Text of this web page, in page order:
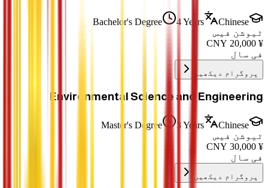
Bachelor's Degree 4 Years
Chinese
ٹیوشن فیس
¥
20,000
فی سال
پروگرام دیکھیں
Environmental Science and Engineering
Master's Degree 3 Years
Chinese
ٹیوشن فیس
¥
30,000
فی سال
پروگرام دیکھیں